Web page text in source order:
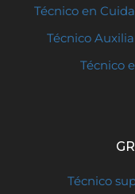
Técnico en
Técnico
Técnico
Técnico